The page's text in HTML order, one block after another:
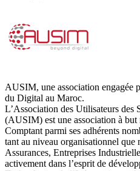
AUSIM, une association engagée
du Digital au Maroc.
L’Association des Utilisateurs des
(AUSIM) est une association à
Comptant parmi ses adhérents
tant au niveau organisationnel que
Assurances, Entreprises
activement dans l’esprit de